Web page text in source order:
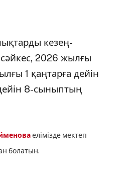
кезең-
2026 жылғы
1 қаңтарға дейін
8-сыныптың
елімізде мектеп
болатын.